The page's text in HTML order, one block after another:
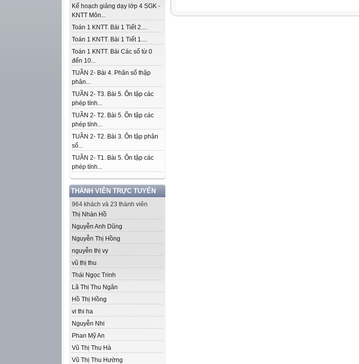
Kế hoạch giảng dạy lớp 4 SGK -
KNTT Môn...
Toán 1 KNTT. Bài 1 Tiết 2....
Toán 1 KNTT. Bài 1 Tiết 1....
Toán 1 KNTT. Bài Các số từ 0
đến 10...
TUẦN 2- Bài 4. Phân số thập
phân...
TUẦN 2- T3. Bài 5. Ôn tập các
phép tính...
TUẦN 2- T2. Bài 5. Ôn tập các
phép tính...
TUẦN 2- T2. Bài 3. Ôn tập phân
số...
TUẦN 2- T1. Bài 5. Ôn tập các
phép tính...
THÀNH VIÊN TRỰC TUYẾN
964 khách và 23 thành viên
Thị Nhàn Hồ
Nguyễn Anh Dũng
Nguyễn Thị Hồng
nguyễn thị vy
vũ thị thu
Thái Ngọc Trinh
Lã Thị Thu Ngân
Hồ Thị Hồng
vi thi ha
Nguyễn Nhi
Phan Mỹ An
Vũ Thị Thu Hà
Vũ Thị Thu Hường